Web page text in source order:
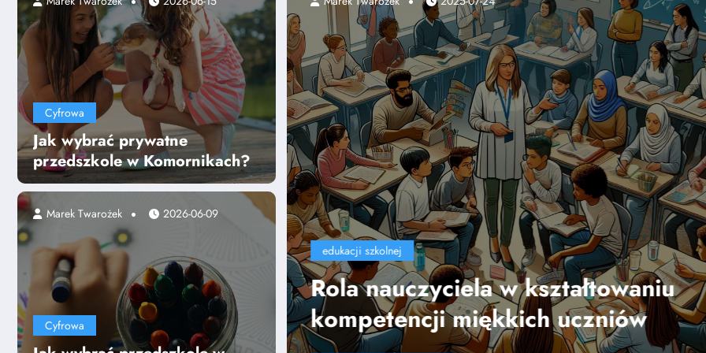
Cyfrowa
Jak wybrać prywatne
przedszkole w Komornikach?
Cyfrowa
Marek Twarożek 2026-06-09
w kształtowaniu
miękkich uczniów
edukacji szkolnej
Wpływ technologii na
nauczania